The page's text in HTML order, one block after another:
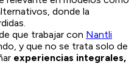
donde la
que trabajar con Nantli
y que no se trata solo de
experiencias integrales,